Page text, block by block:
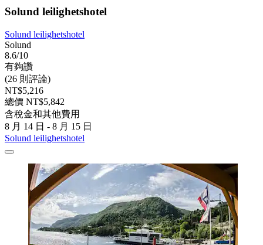
Solund leilighetshotel
Solund leilighetshotel
Solund
8.6/10
有夠讚
(26 則評論)
NT$5,216
總價 NT$5,842
含稅金和其他費用
8 月 14 日 - 8 月 15 日
Solund leilighetshotel